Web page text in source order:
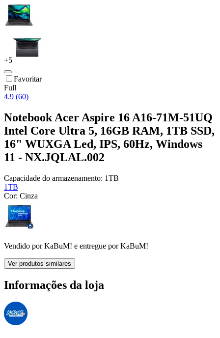
+5
Favoritar
Full
4.9 (60)
Notebook Acer Aspire 16 A16-71M-51UQ
Intel Core Ultra 5, 16GB RAM, 1TB SSD,
16" WUXGA Led, IPS, 60Hz, Windows
11 - NX.JQLAL.002
Capacidade do armazenamento: 1TB
1TB
Cor: Cinza
Vendido porKaBuM! e entregue por KaBuM!
Ver produtos similares
Informações da loja